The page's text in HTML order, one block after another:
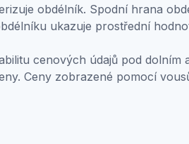
obdélník. Spodní hrana
ukazuje prostřední
cenových údajů pod
Ceny zobrazené pomocí